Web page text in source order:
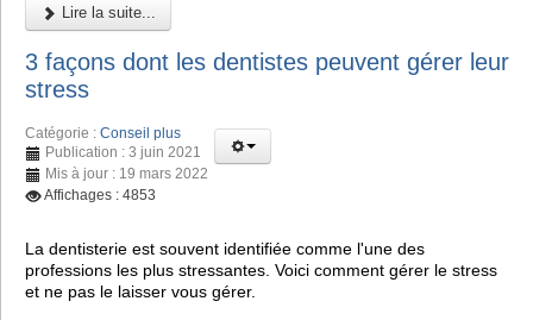
Lire la suite...
3 façons dont les dentistes peuvent gérer leur
stress
Catégorie : Conseil plus
Publication : 3 juin 2021
Mis à jour : 19 mars 2022
Affichages : 4853
La dentisterie est souvent identifiée comme l'une des
professions les plus stressantes. Voici comment gérer le stress
et ne pas le laisser vous gérer.